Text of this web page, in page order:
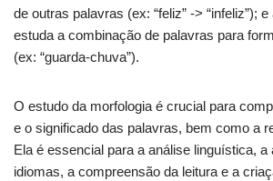
de outras palavras (ex: “feliz” -> “infeliz”); e
estuda a combinação de palavras para
(ex: “guarda-chuva”).
O estudo da morfologia é crucial para
e o significado das palavras, bem como a
Ela é essencial para a análise linguística, a
idiomas, a compreensão da leitura e a